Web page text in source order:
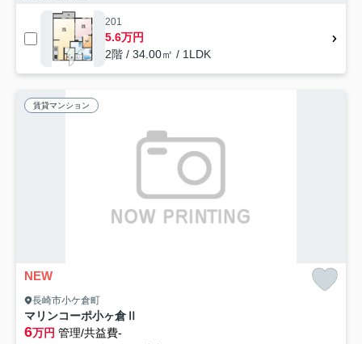
201
5.6万円
2階 / 34.00㎡ / 1LDK
賃貸マンション
NEW
長崎市小ケ倉町
マリンコーポ小ヶ倉Ⅱ
6万円 管理/共益費-